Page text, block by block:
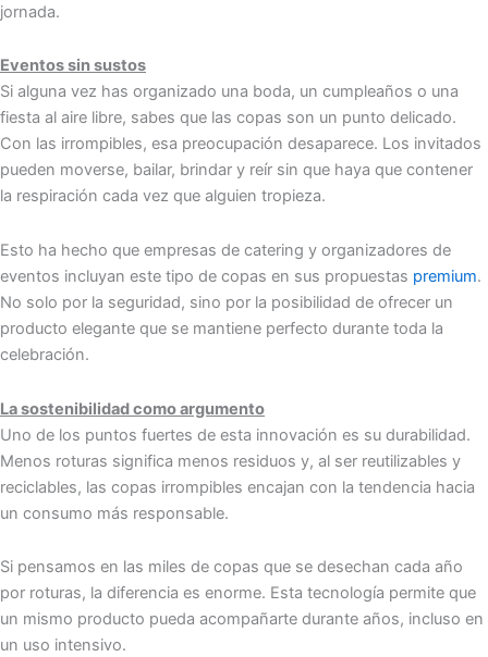
jornada.
Eventos sin sustos
Si alguna vez has organizado una boda, un cumpleaños o una
fiesta al aire libre, sabes que las copas son un punto delicado.
Con las irrompibles, esa preocupación desaparece. Los invitados
pueden moverse, bailar, brindar y reír sin que haya que contener
la respiración cada vez que alguien tropieza.
Esto ha hecho que empresas de catering y organizadores de
eventos incluyan este tipo de copas en sus propuestas premium.
No solo por la seguridad, sino por la posibilidad de ofrecer un
producto elegante que se mantiene perfecto durante toda la
celebración.
La sostenibilidad como argumento
Uno de los puntos fuertes de esta innovación es su durabilidad.
Menos roturas significa menos residuos y, al ser reutilizables y
reciclables, las copas irrompibles encajan con la tendencia hacia
un consumo más responsable.
Si pensamos en las miles de copas que se desechan cada año
por roturas, la diferencia es enorme. Esta tecnología permite que
un mismo producto pueda acompañarte durante años, incluso en
un uso intensivo.